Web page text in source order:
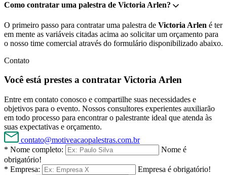
Como contratar uma palestra de Victoria Arlen?
O primeiro passo para contratar uma palestra de Victoria Arlen é ter
em mente as variáveis citadas acima ao solicitar um orçamento para
o nosso time comercial através do formulário disponibilizado abaixo.
Contato
Você está prestes a contratar Victoria Arlen
Entre em contato conosco e compartilhe suas necessidades e
objetivos para o evento. Nossos consultores experientes auxiliarão
em todo processo para encontrar o palestrante ideal que atenda às
suas expectativas e orçamento.
contato@motiveacaopalestras.com.br
* Nome completo:
Nome é
obrigatório!
* Empresa:
Empresa é obrigatório!